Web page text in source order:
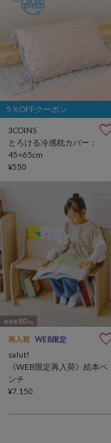
5％OFFクーポン
3COINS
とろける冷感枕カバー：
45×65cm
¥550
再入荷 WEB限定
salut!
《WEB限定再入荷》絵本ベ
ンチ
¥7,150